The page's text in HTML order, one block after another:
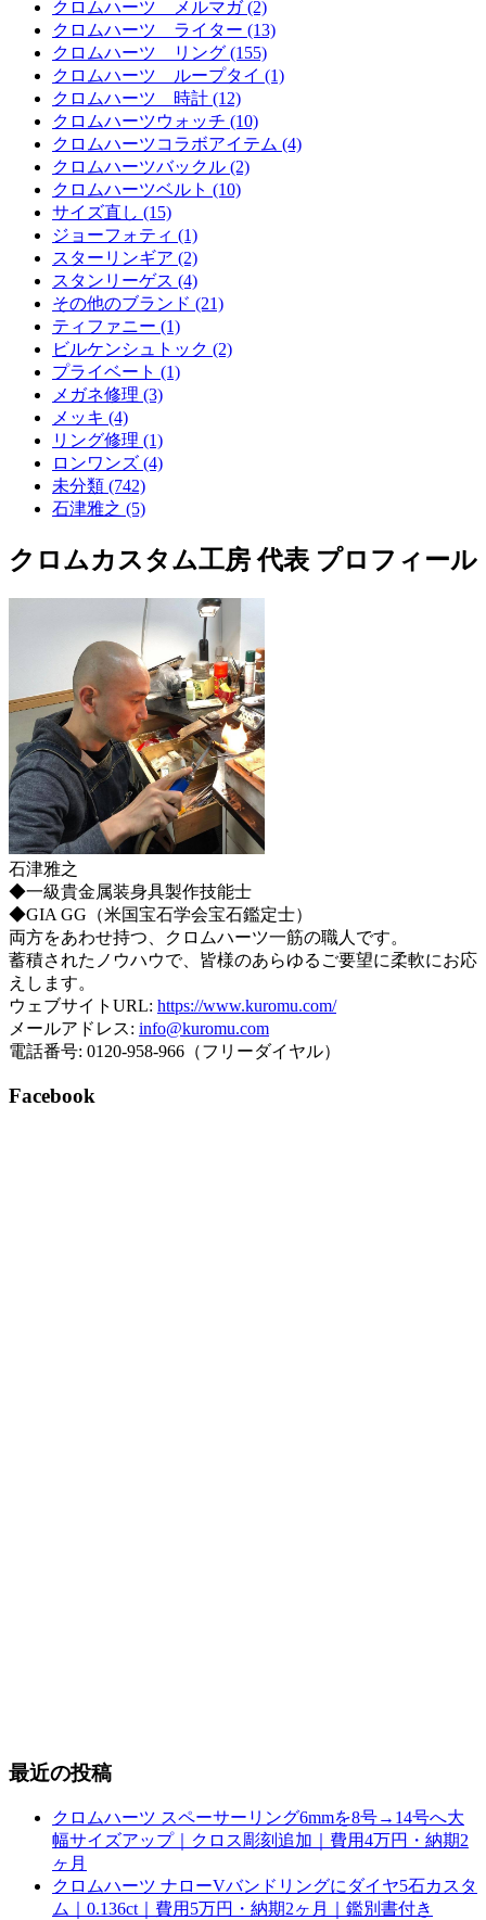
クロムハーツ メルマガ (2)
クロムハーツ ライター (13)
クロムハーツ リング (155)
クロムハーツ ループタイ (1)
クロムハーツ 時計 (12)
クロムハーツウォッチ (10)
クロムハーツコラボアイテム (4)
クロムハーツバックル (2)
クロムハーツベルト (10)
サイズ直し (15)
ジョーフォティ (1)
スターリンギア (2)
スタンリーゲス (4)
その他のブランド (21)
ティファニー (1)
ビルケンシュトック (2)
プライベート (1)
メガネ修理 (3)
メッキ (4)
リング修理 (1)
ロンワンズ (4)
未分類 (742)
石津雅之 (5)
クロムカスタム工房 代表 プロフィール
石津雅之
◆一級貴金属装身具製作技能士
◆GIA GG（米国宝石学会宝石鑑定士）
両方をあわせ持つ、クロムハーツ一筋の職人です。
蓄積されたノウハウで、皆様のあらゆるご要望に柔軟にお応
えします。
ウェブサイトURL: https://www.kuromu.com/
メールアドレス: info@kuromu.com
電話番号: 0120-958-966（フリーダイヤル）
Facebook
最近の投稿
クロムハーツ スペーサーリング6mmを8号→14号へ大
幅サイズアップ｜クロス彫刻追加｜費用4万円・納期2
ヶ月
クロムハーツ ナローVバンドリングにダイヤ5石カスタ
ム｜0.136ct｜費用5万円・納期2ヶ月｜鑑別書付き